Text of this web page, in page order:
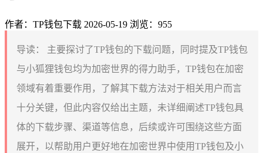
作者：TP钱包下载 2026-05-19 浏览：955
导读：
主要探讨了TP钱包的下载问题，同时提及TP钱包
与小狐狸钱包均为加密世界的得力助手，TP钱包在加密
领域有着重要作用，了解其下载方法对于相关用户而言
十分关键，但此内容仅给出主题，未详细阐述TP钱包具
体的下载步骤、渠道等信息，后续或许可围绕这些方面
展开，以帮助用户更好地在加密世界中使用TP钱包及小